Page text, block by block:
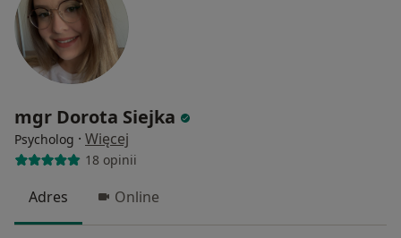
mgr Dorota Siejka
Psycholog · Więcej
18 opinii
Adres Online